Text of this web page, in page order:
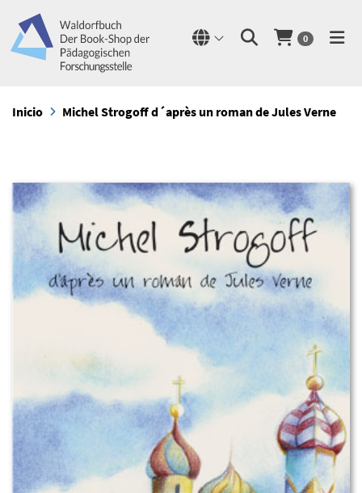
0
Inicio Michel Strogoff d´après un roman de Jules Verne